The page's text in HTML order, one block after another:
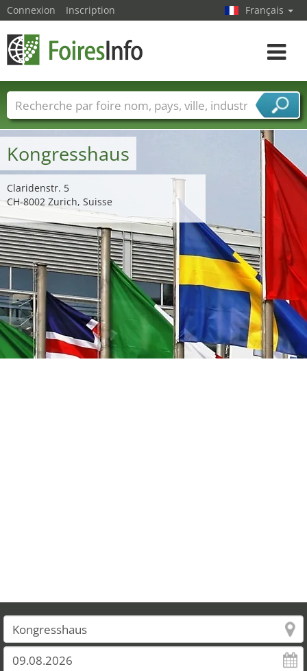
Kongresshaus
Claridenstr. 5
CH-8002 Zurich, Suisse
Connexion Inscription Français
Toggle
Foire noms Pays Villes
Secteurs de foire
Secteurs du fournisseur de services